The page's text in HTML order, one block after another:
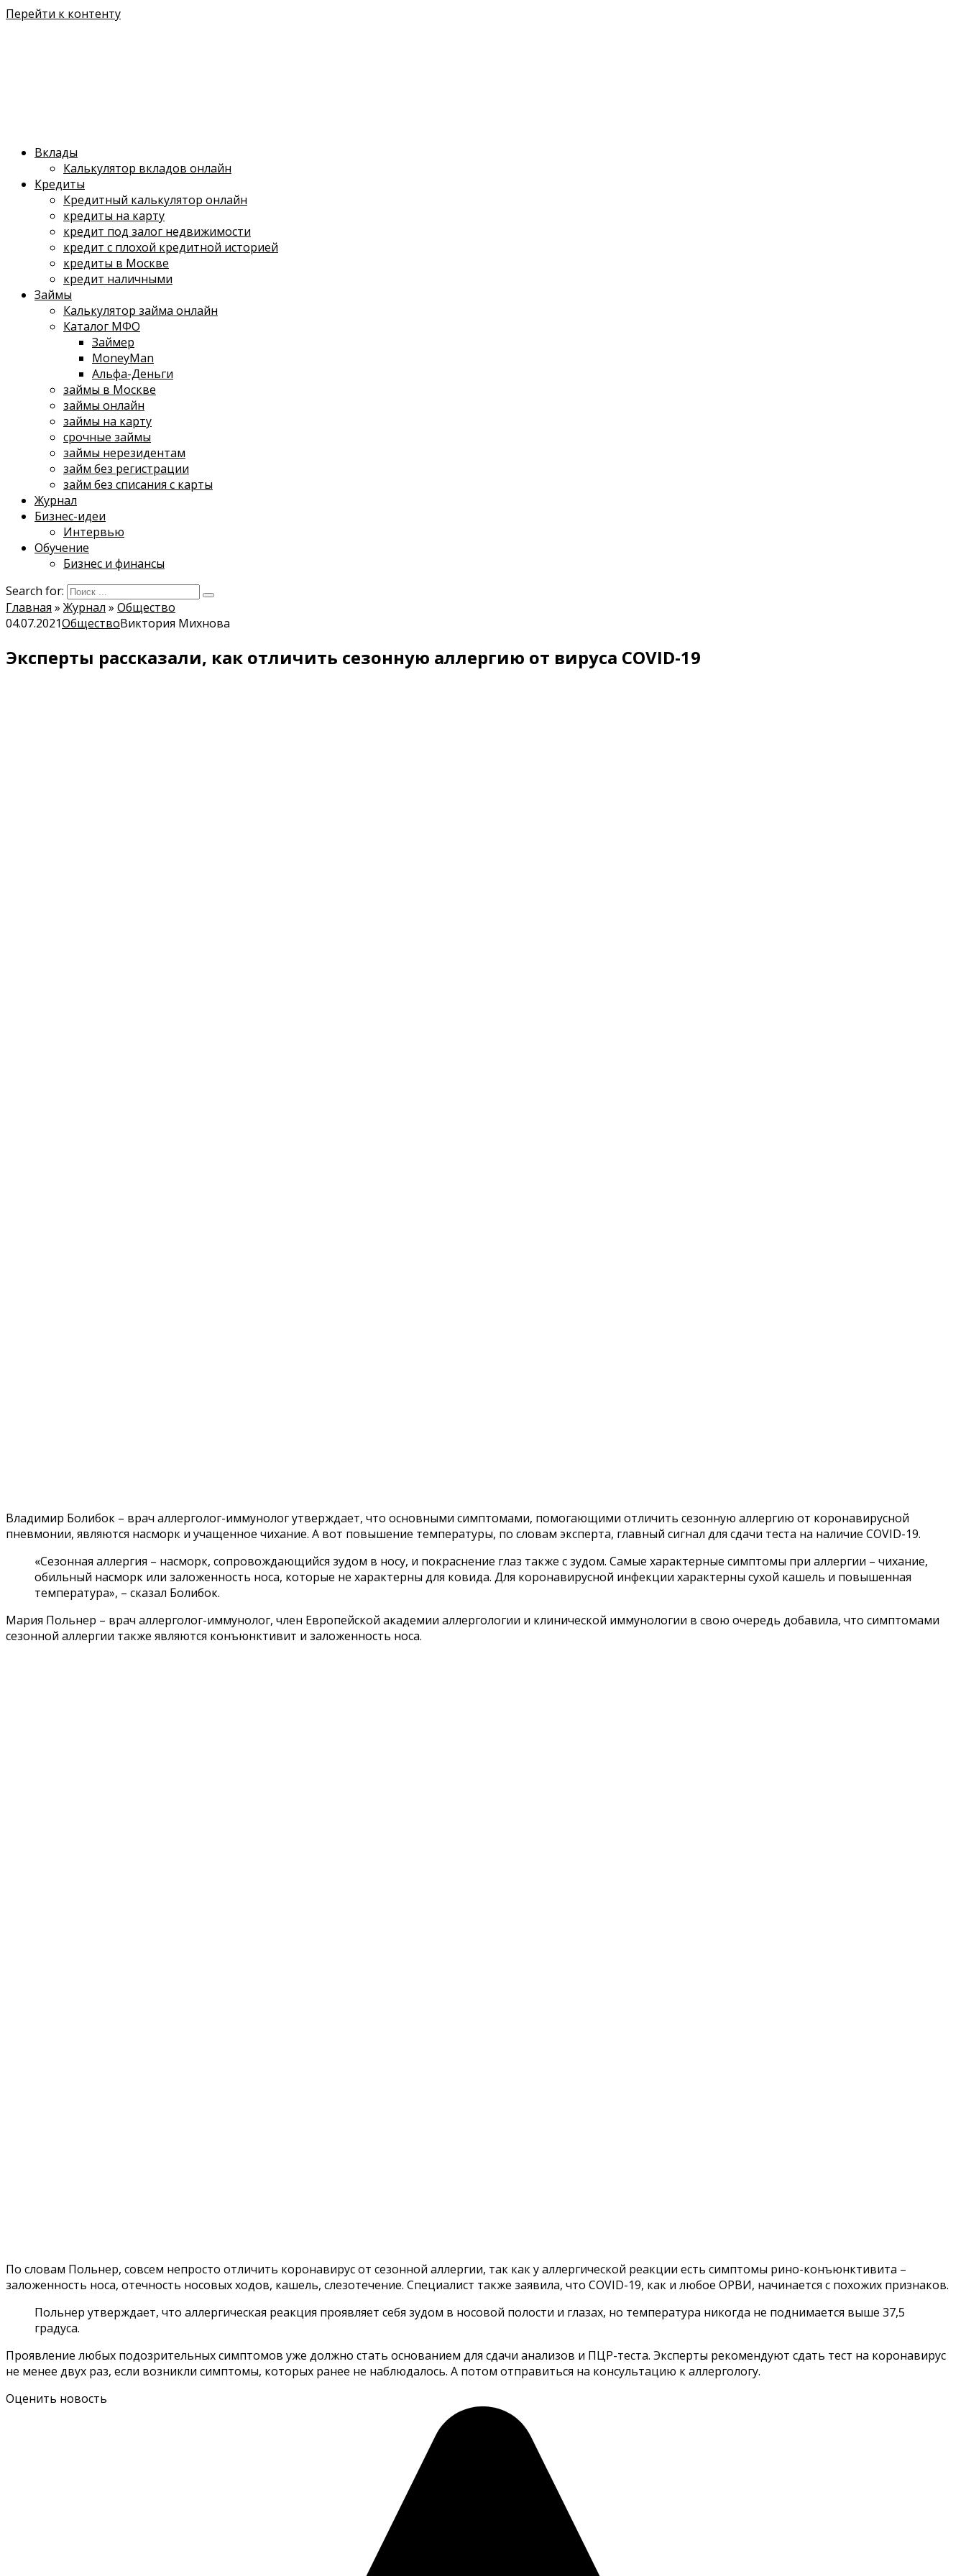
Перейти к контенту
Вклады
Калькулятор вкладов онлайн
Кредиты
Кредитный калькулятор онлайн
кредиты на карту
кредит под залог недвижимости
кредит с плохой кредитной историей
кредиты в Москве
кредит наличными
Займы
Калькулятор займа онлайн
Каталог МФО
Займер
MoneyMan
Альфа-Деньги
займы в Москве
займы онлайн
займы на карту
срочные займы
займы нерезидентам
займ без регистрации
займ без списания с карты
Журнал
Бизнес-идеи
Интервью
Обучение
Бизнес и финансы
Search for:
Главная » Журнал » Общество
04.07.2021ОбществоВиктория Михнова
Эксперты рассказали, как отличить сезонную аллергию от вируса COVID-19
Владимир Болибок – врач аллерголог-иммунолог утверждает, что основными симптомами, помогающими отличить сезонную аллергию от коронавирусной
пневмонии, являются насморк и учащенное чихание. А вот повышение температуры, по словам эксперта, главный сигнал для сдачи теста на наличие COVID-19.
«Сезонная аллергия – насморк, сопровождающийся зудом в носу, и покраснение глаз также с зудом. Самые характерные симптомы при аллергии – чихание,
обильный насморк или заложенность носа, которые не характерны для ковида. Для коронавирусной инфекции характерны сухой кашель и повышенная
температура», – сказал Болибок.
Мария Польнер – врач аллерголог-иммунолог, член Европейской академии аллергологии и клинической иммунологии в свою очередь добавила, что симптомами
сезонной аллергии также являются конъюнктивит и заложенность носа.
По словам Польнер, совсем непросто отличить коронавирус от сезонной аллергии, так как у аллергической реакции есть симптомы рино-конъюнктивита –
заложенность носа, отечность носовых ходов, кашель, слезотечение. Специалист также заявила, что COVID-19, как и любое ОРВИ, начинается с похожих признаков.
Польнер утверждает, что аллергическая реакция проявляет себя зудом в носовой полости и глазах, но температура никогда не поднимается выше 37,5
градуса.
Проявление любых подозрительных симптомов уже должно стать основанием для сдачи анализов и ПЦР-теста. Эксперты рекомендуют сдать тест на коронавирус
не менее двух раз, если возникли симптомы, которых ранее не наблюдалось. А потом отправиться на консультацию к аллергологу.
Оценить новость